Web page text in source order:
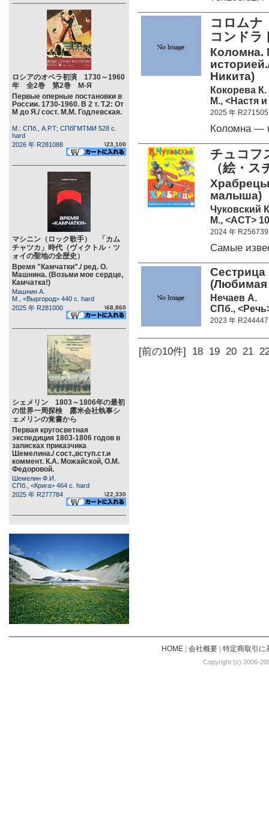
ロシアのオペラ初演 1730～1960
年 全2巻 第2巻 М-Я
Первые оперные постановки в
России. 1730-1960. В 2 т. Т.2: От
М до Я./ сост. М.М. Годлевская.
М.: СПб., А.Р.Т; СПбГМТМИ 528 c.
hard
2026 年 R281088
\23,100
マシニン（ロック歌手） 「カム
チャツカ」時代（ヴィクトル・ツ
ォイの聖地の全歴史）
Время "Камчатки"./ ред. О.
Машнина. (Возьми мое сердце,
Камчатка!)
Машнин А.
М., <Выргород> 440 c. hard
2025 年 R281000
\68,860
シェメリン 1803～1806年の最初
の世界一周探検 露米会社執事シ
ェメリンの覚書から
Первая кругосветная
экспедиция 1803-1806 годов в
записках приказчика
Шемелина./ сост.,вступ.ст.и
коммент. К.А. Можайской, О.М.
Федоровой.
Шемелин Ф.И.
СПб., <Крига> 464 c. hard
2025 年 R277784
\22,330
コロム
コンドラ
Коломна.
Никита)
Кокорева К.
М., <Настя
2025 年 R271505
Коломна —
チュコフ
（絵・
малыша)
Чуковский
М., <АСТ>
2024 年 R256739
Cамые
(Любимая
Нечаев А.
СПб.,
2023 年 R244447
[前の10件] 18 19 20 21
HOME| 会社概要| 特定商取引に
Copyright (c) 2006-